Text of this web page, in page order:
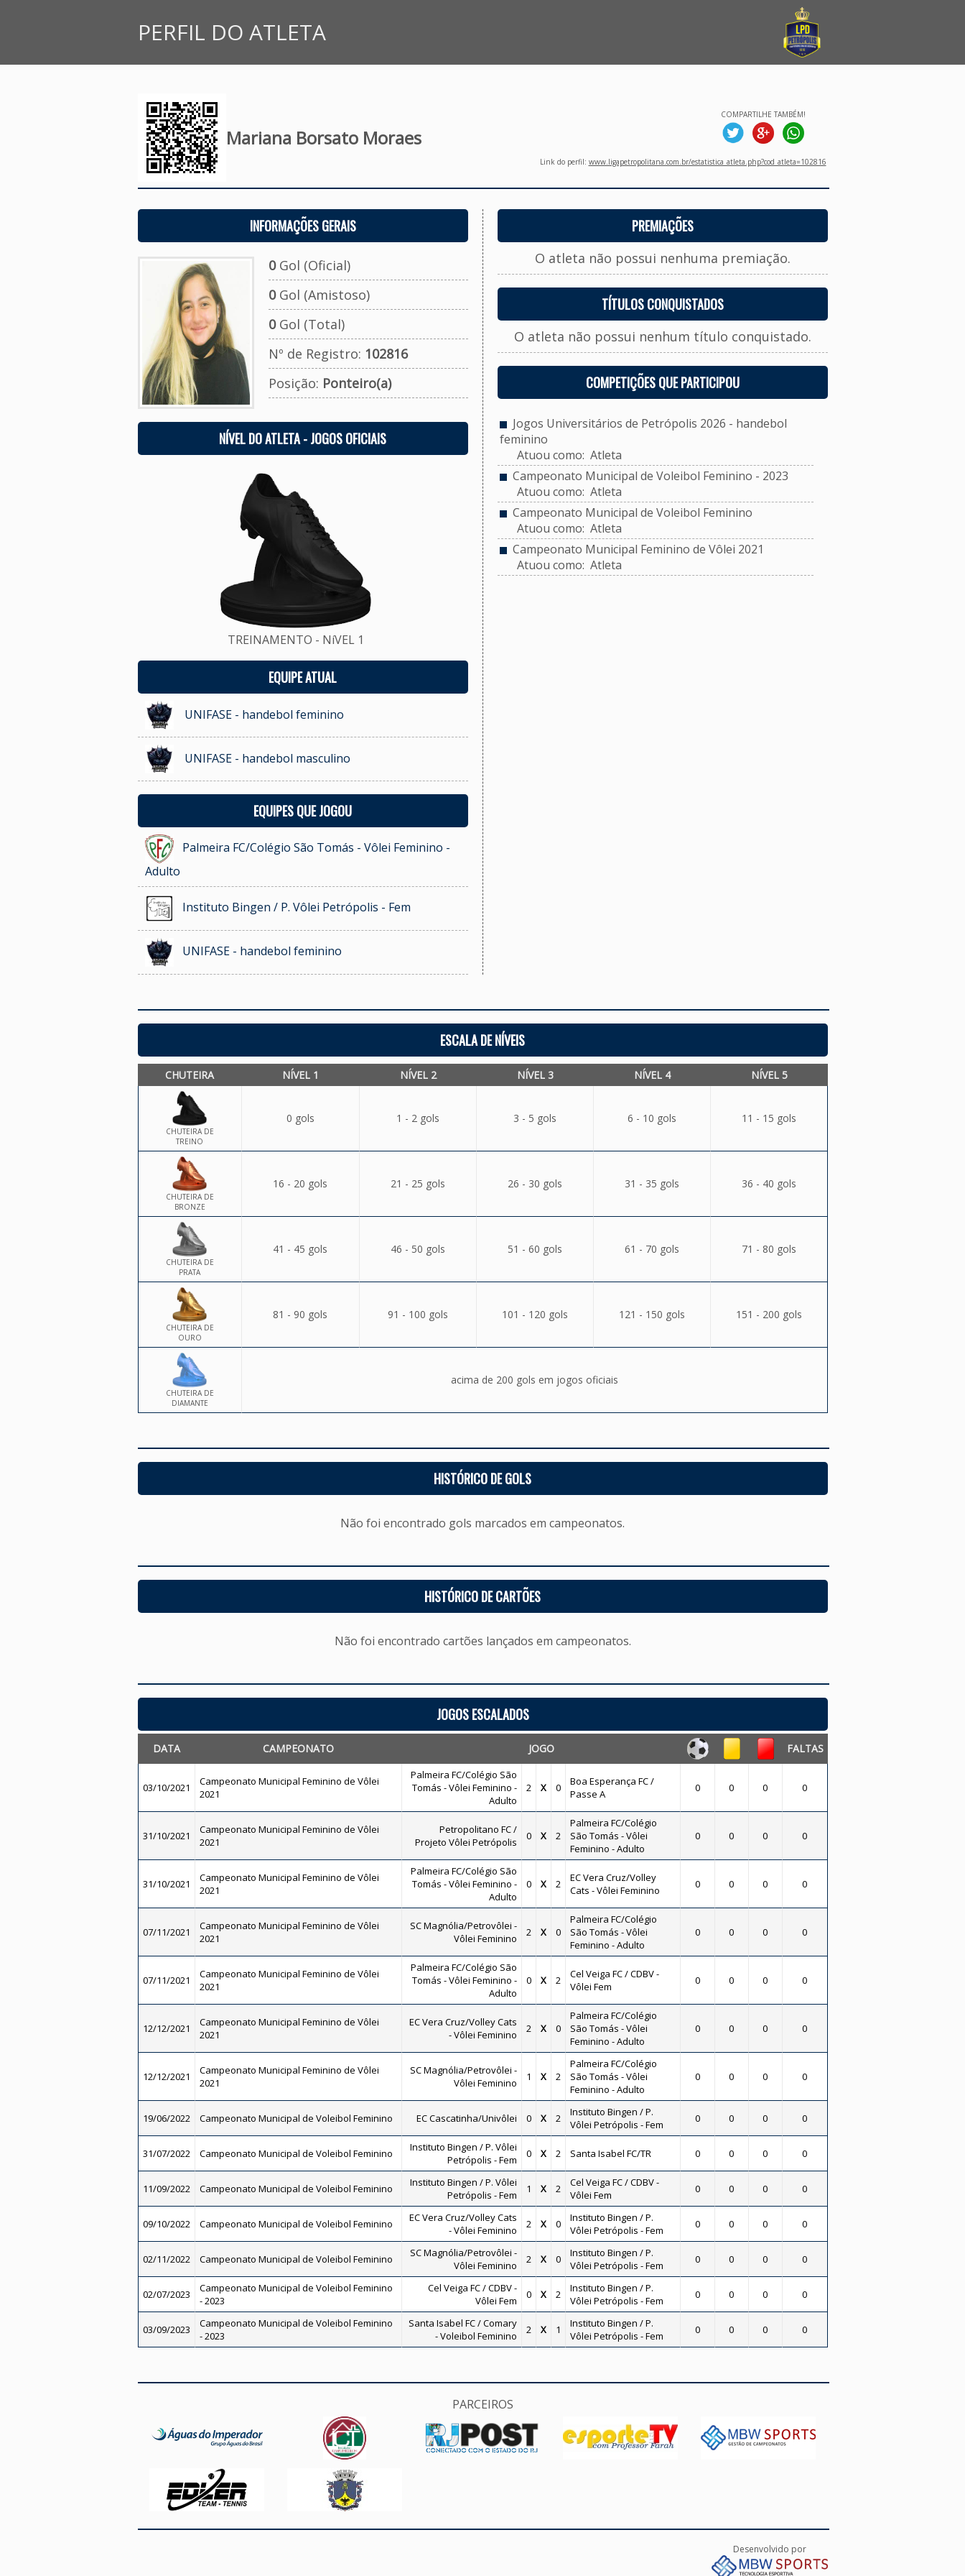
PERFIL DO ATLETA
Mariana Borsato Moraes
COMPARTILHE TAMBÉM!
Link do perfil: www.ligapetropolitana.com.br/estatistica_atleta.php?cod_atleta=102816
INFORMAÇÕES GERAIS
0Gol (Oficial)
0Gol (Amistoso)
0Gol (Total)
Nº de Registro: 102816
Posição: Ponteiro(a)
NÍVEL DO ATLETA - JOGOS OFICIAIS
TREINAMENTO - NíVEL 1
EQUIPE ATUAL
UNIFASE - handebol feminino
UNIFASE - handebol masculino
EQUIPES QUE JOGOU
Palmeira FC/Colégio São Tomás - Vôlei Feminino -
Adulto
Instituto Bingen / P. Vôlei Petrópolis - Fem
UNIFASE - handebol feminino
PREMIAÇÕES
O atleta não possui nenhuma premiação.
TÍTULOS CONQUISTADOS
O atleta não possui nenhum título conquistado.
COMPETIÇÕES QUE PARTICIPOU
Jogos Universitários de Petrópolis 2026 - handebol
feminino
Atuou como: Atleta
Campeonato Municipal de Voleibol Feminino - 2023
Atuou como: Atleta
Campeonato Municipal de Voleibol Feminino
Atuou como: Atleta
Campeonato Municipal Feminino de Vôlei 2021
Atuou como: Atleta
ESCALA DE NÍVEIS
CHUTEIRA NÍVEL 1 NÍVEL 2 NÍVEL 3 NÍVEL 4 NÍVEL 5
CHUTEIRA DE
TREINO
0 gols 1 - 2 gols 3 - 5 gols 6 - 10 gols 11 - 15 gols
CHUTEIRA DE
BRONZE
16 - 20 gols 21 - 25 gols 26 - 30 gols 31 - 35 gols 36 - 40 gols
CHUTEIRA DE
PRATA
41 - 45 gols 46 - 50 gols 51 - 60 gols 61 - 70 gols 71 - 80 gols
CHUTEIRA DE
OURO
81 - 90 gols 91 - 100 gols 101 - 120 gols 121 - 150 gols 151 - 200 gols
CHUTEIRA DE
DIAMANTE
acima de 200 gols em jogos oficiais
HISTÓRICO DE GOLS
Não foi encontrado gols marcados em campeonatos.
HISTÓRICO DE CARTÕES
Não foi encontrado cartões lançados em campeonatos.
JOGOS ESCALADOS
DATA CAMPEONATO JOGO FALTAS
03/10/2021
Campeonato Municipal Feminino de Vôlei
2021
Palmeira FC/Colégio São
Tomás - Vôlei Feminino -
Adulto
2 X 0
Boa Esperança FC /
Passe A
0 0 0 0
31/10/2021
Campeonato Municipal Feminino de Vôlei
2021
Petropolitano FC /
Projeto Vôlei Petrópolis
0 X 2
Palmeira FC/Colégio
São Tomás - Vôlei
Feminino - Adulto
0 0 0 0
31/10/2021
Campeonato Municipal Feminino de Vôlei
2021
Palmeira FC/Colégio São
Tomás - Vôlei Feminino -
Adulto
0 X 2
EC Vera Cruz/Volley
Cats - Vôlei Feminino
0 0 0 0
07/11/2021
Campeonato Municipal Feminino de Vôlei
2021
SC Magnólia/Petrovôlei -
Vôlei Feminino
2 X 0
Palmeira FC/Colégio
São Tomás - Vôlei
Feminino - Adulto
0 0 0 0
07/11/2021
Campeonato Municipal Feminino de Vôlei
2021
Palmeira FC/Colégio São
Tomás - Vôlei Feminino -
Adulto
0 X 2
Cel Veiga FC / CDBV -
Vôlei Fem
0 0 0 0
12/12/2021
Campeonato Municipal Feminino de Vôlei
2021
EC Vera Cruz/Volley Cats
- Vôlei Feminino
2 X 0
Palmeira FC/Colégio
São Tomás - Vôlei
Feminino - Adulto
0 0 0 0
12/12/2021
Campeonato Municipal Feminino de Vôlei
2021
SC Magnólia/Petrovôlei -
Vôlei Feminino
1 X 2
Palmeira FC/Colégio
São Tomás - Vôlei
Feminino - Adulto
0 0 0 0
19/06/2022 Campeonato Municipal de Voleibol Feminino EC Cascatinha/Univôlei 0 X 2
Instituto Bingen / P.
Vôlei Petrópolis - Fem
0 0 0 0
31/07/2022 Campeonato Municipal de Voleibol Feminino
Instituto Bingen / P. Vôlei
Petrópolis - Fem
0 X 2 Santa Isabel FC/TR 0 0 0 0
11/09/2022 Campeonato Municipal de Voleibol Feminino
Instituto Bingen / P. Vôlei
Petrópolis - Fem
1 X 2
Cel Veiga FC / CDBV -
Vôlei Fem
0 0 0 0
09/10/2022 Campeonato Municipal de Voleibol Feminino
EC Vera Cruz/Volley Cats
- Vôlei Feminino
2 X 0
Instituto Bingen / P.
Vôlei Petrópolis - Fem
0 0 0 0
02/11/2022 Campeonato Municipal de Voleibol Feminino
SC Magnólia/Petrovôlei -
Vôlei Feminino
2 X 0
Instituto Bingen / P.
Vôlei Petrópolis - Fem
0 0 0 0
02/07/2023
Campeonato Municipal de Voleibol Feminino
- 2023
Cel Veiga FC / CDBV -
Vôlei Fem
0 X 2
Instituto Bingen / P.
Vôlei Petrópolis - Fem
0 0 0 0
03/09/2023
Campeonato Municipal de Voleibol Feminino
- 2023
Santa Isabel FC / Comary
- Voleibol Feminino
2 X 1
Instituto Bingen / P.
Vôlei Petrópolis - Fem
0 0 0 0
PARCEIROS
Desenvolvido por